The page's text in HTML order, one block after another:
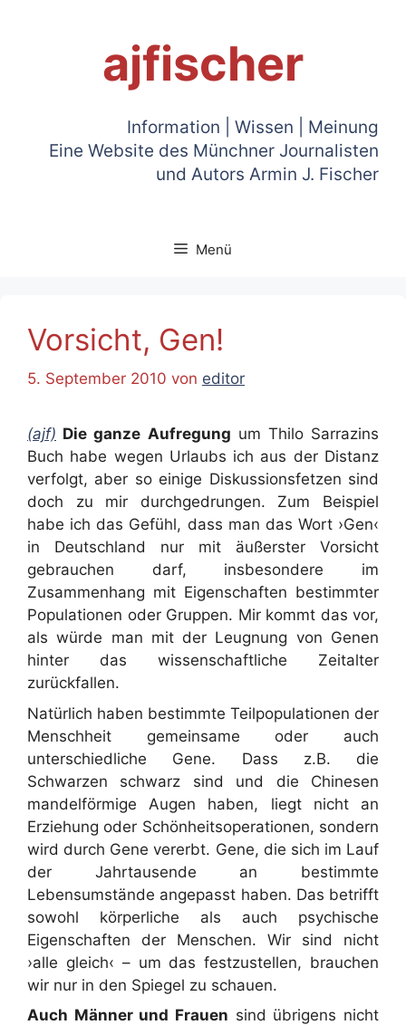
ajfischer
Information | Wissen | Meinung
Eine Website des Münchner Journalisten
und Autors Armin J. Fischer
Menü
Vorsicht, Gen!
5. September 2010 von editor
(ajf) Die ganze Aufregung um Thilo Sarrazins
Buch habe wegen Urlaubs ich aus der Distanz
verfolgt, aber so einige Diskussionsfetzen sind
doch zu mir durchgedrungen. Zum Beispiel
habe ich das Gefühl, dass man das Wort ›Gen‹
in Deutschland nur mit äußerster Vorsicht
gebrauchen darf, insbesondere im
Zusammenhang mit Eigenschaften bestimmter
Populationen oder Gruppen. Mir kommt das vor,
als würde man mit der Leugnung von Genen
hinter das wissenschaftliche Zeitalter
zurückfallen.
Natürlich haben bestimmte Teilpopulationen der
Menschheit gemeinsame oder auch
unterschiedliche Gene. Dass z.B. die
Schwarzen schwarz sind und die Chinesen
mandelförmige Augen haben, liegt nicht an
Erziehung oder Schönheitsoperationen, sondern
wird durch Gene vererbt. Gene, die sich im Lauf
der Jahrtausende an bestimmte
Lebensumstände angepasst haben. Das betrifft
sowohl körperliche als auch psychische
Eigenschaften der Menschen. Wir sind nicht
›alle gleich‹ – um das festzustellen, brauchen
wir nur in den Spiegel zu schauen.
Auch Männer und Frauen sind übrigens nicht